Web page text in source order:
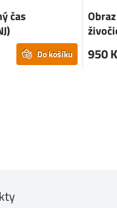
čas
Do košíku 950